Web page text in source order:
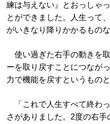
練は与えない』とおっしゃ
とができました。人生って
がいきなり降りかかるものな
使い過ぎた右手の動きを
ーを取り戻すことにつなが
力で機能を戻すというものと
「これで人生すべて終わ
さがありました。2度の右